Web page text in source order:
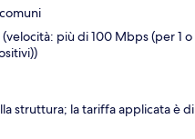
più di 100 Mbps (per 1 o
struttura; la tariffa applicata è di